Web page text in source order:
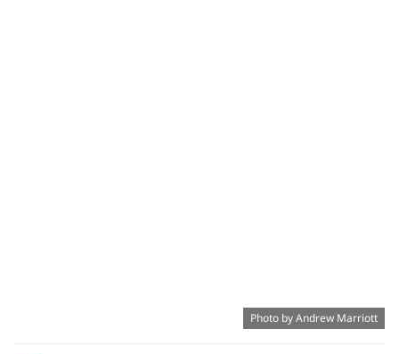
Photo by Andrew Marriott